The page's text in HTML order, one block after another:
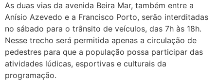
As duas vias da avenida Beira Mar, também entre a
Anísio Azevedo e a Francisco Porto, serão interditadas
no sábado para o trânsito de veículos, das 7h às 18h.
Nesse trecho será permitida apenas a circulação de
pedestres para que a população possa participar das
atividades lúdicas, esportivas e culturais da
programação.